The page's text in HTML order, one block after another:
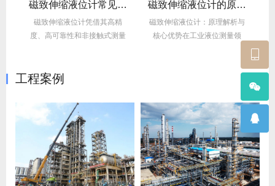
磁致伸缩液位计常见故障
磁致伸缩液位计凭借其高精
度、高可靠性和非接触式测量
磁致伸缩液位计的原理和优势
磁致伸缩液位计：原理解析与
核心优势在工业液位测量领
工程案例